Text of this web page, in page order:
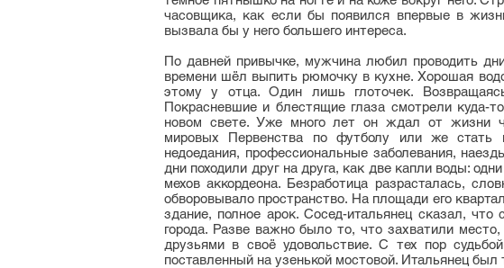
часовщика, как если бы появился впервые в
вызвала бы у него большего интереса.
По давней привычке, мужчина любил проводить
времени шёл выпить рюмочку в кухне. Хорошая
этому у отца. Один лишь глоточек.
Покрасневшие и блестящие глаза смотрели
новом свете. Уже много лет он ждал от жизни
мировых Первенства по футболу или же стать
недоедания, профессиональные заболевания,
дни походили друг на друга, как две капли воды:
мехов аккордеона. Безработица разрасталась,
обворовывало пространство. На площади его
здание, полное арок. Сосед-итальянец сказал, что
города. Разве важно было то, что захватили
друзьями в своё удовольствие. С тех пор
поставленный на узенькой мостовой. Итальянец был